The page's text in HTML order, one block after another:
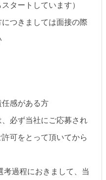
タートしています）
つきましては面接の際
感がある方
必ず当社にご応募され
可をとって頂いてから
考過程におきまして、当